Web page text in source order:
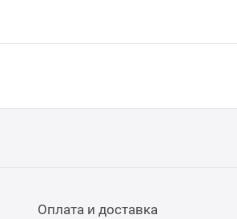
Оплата и доставка